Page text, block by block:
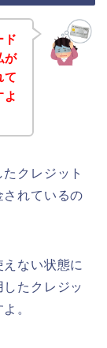
ド
が
て
よ
クレジット
されているの
ない状態に
たクレジッ
。